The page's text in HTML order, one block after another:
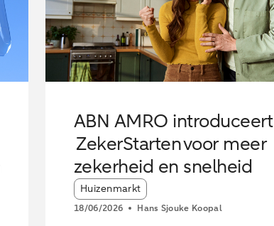
ABN AMRO introduceert
ZekerStarten voor meer
zekerheid en snelheid
Article tags:
Huizenmarkt
18/06/2026 Hans Sjouke Koopal